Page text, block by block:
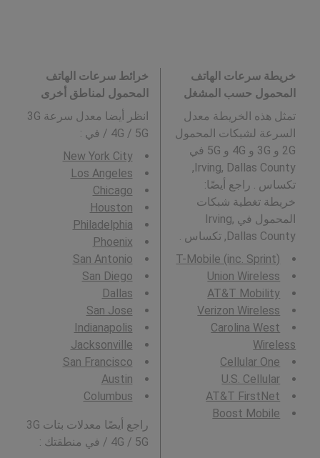
خريطة سرعات الهاتف
المحمول حسب المشغل
تمثل هذه الخريطة معدل
السرعة لشبكات المحمول
2G و 3G و 4G و 5G في
Irving, Dallas County,
تكساس . راجع أيضًا:
خريطة تغطية شبكات
المحمول في Irving,
Dallas County, تكساس .
T-Mobile (inc. Sprint)
Union Wireless
AT&T Mobility
Verizon Wireless
Carolina West
Wireless
Cellular One
U.S. Cellular
AT&T FirstNet
Boost Mobile
خرائط سرعات الهاتف
المحمول لمناطق أخرى
انظر أيضا معدل سرعة 3G
/ 4G / 5G في
:
New York City
Los Angeles
Chicago
Houston
Philadelphia
Phoenix
San Antonio
San Diego
Dallas
San Jose
Indianapolis
Jacksonville
San Francisco
Austin
Columbus
راجع أيضًا معدلات بتات 3G
/ 4G / 5G في منطقتك :